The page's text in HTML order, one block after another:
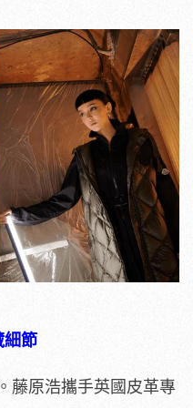
細節
藤原浩攜手英國皮革專